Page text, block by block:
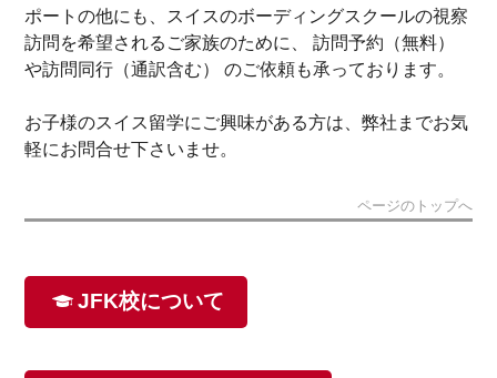
ポートの他にも、スイスのボーディングスクールの視察
訪問を希望されるご家族のために、 訪問予約（無料）
や訪問同行（通訳含む） のご依頼も承っております。
お子様のスイス留学にご興味がある方は、弊社までお気
軽にお問合せ下さいませ。
ページのトップへ
JFK校について